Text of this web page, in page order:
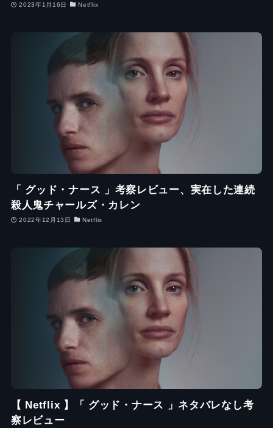
2023年1月16日 Netflix
「 グッド・ナース 」考察レビュー、実在した連続
殺人鬼チャールズ・カレン
2022年12月13日 Netflix
【 Netflix 】「 グッド・ナース 」ネタバレなし考
察レビュー